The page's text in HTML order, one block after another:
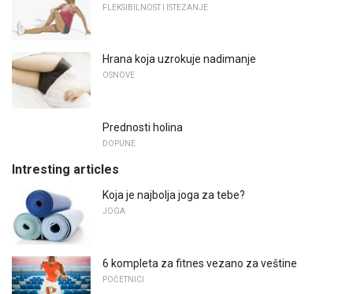
FLEKSIBILNOST I ISTEZANJE
Hrana koja uzrokuje nadimanje
OSNOVE
Prednosti holina
DOPUNE
Intresting articles
Koja je najbolja joga za tebe?
JOGA
6 kompleta za fitnes vezano za veštine
POČETNICI